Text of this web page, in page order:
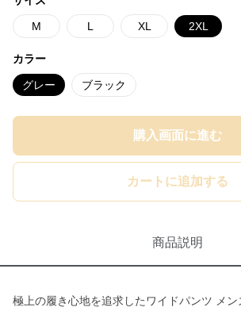
M L XL 2XL
カラー
グレー ブラック
購入画面に進む
カートに追加する
商品説明
極上の履き心地を追求したワイドパンツ メン